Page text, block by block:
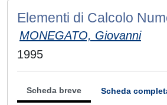
Elementi di Calcolo
MONEGATO, Giovanni
1995
Scheda breve Scheda